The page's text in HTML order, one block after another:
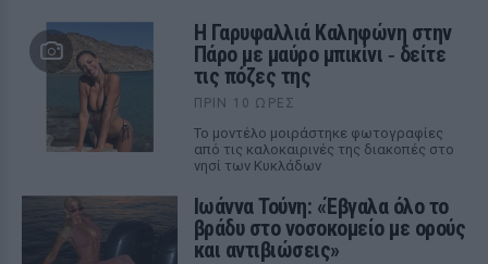
Η Γαρυφαλλιά Καληφώνη στην
Πάρο με μαύρο μπικίνι ‑ δείτε
τις πόζες της
ΠΡΙΝ 10 ΏΡΕΣ
Το μοντέλο μοιράστηκε φωτογραφίες
από τις καλοκαιρινές της διακοπές στο
νησί των Κυκλάδων
Ιωάννα Τούνη: «Έβγαλα όλο το
βράδυ στο νοσοκομείο με ορούς
και αντιβιώσεις»